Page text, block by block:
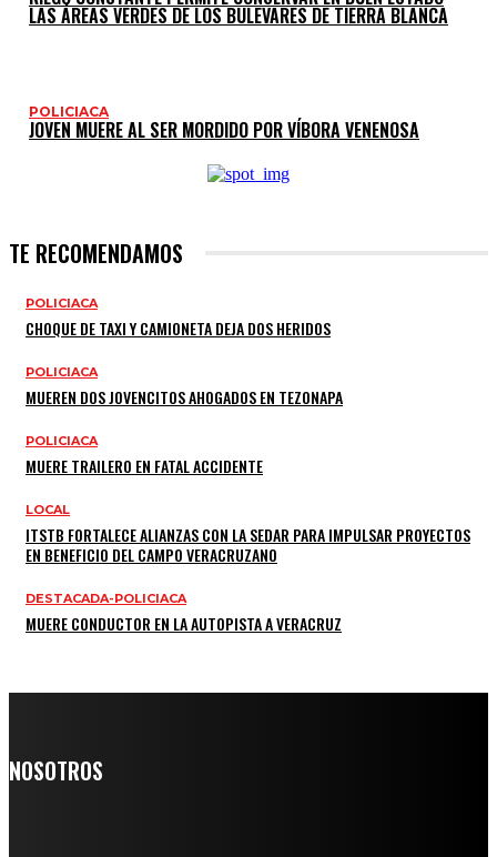
LAS ÁREAS VERDES DE LOS BULEVARES DE TIERRA BLANCA
POLICIACA
JOVEN MUERE AL SER MORDIDO POR VÍBORA VENENOSA
TE RECOMENDAMOS
POLICIACA
CHOQUE DE TAXI Y CAMIONETA DEJA DOS HERIDOS
POLICIACA
MUEREN DOS JOVENCITOS AHOGADOS EN TEZONAPA
POLICIACA
MUERE TRAILERO EN FATAL ACCIDENTE
LOCAL
ITSTB FORTALECE ALIANZAS CON LA SEDAR PARA IMPULSAR PROYECTOS
EN BENEFICIO DEL CAMPO VERACRUZANO
DESTACADA-POLICIACA
MUERE CONDUCTOR EN LA AUTOPISTA A VERACRUZ
NOSOTROS